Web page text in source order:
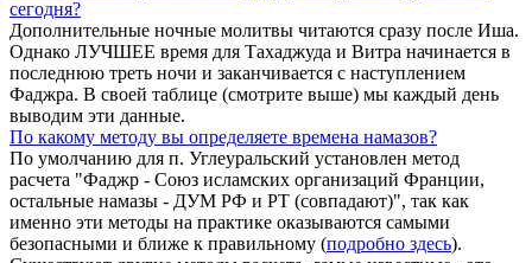
сегодня?
Дополнительные ночные молитвы читаются сразу после Иша.
Однако ЛУЧШЕЕ время для Тахаджуда и Витра начинается в
последнюю треть ночи и заканчивается с наступлением
Фаджра. В своей таблице (смотрите выше) мы каждый день
выводим эти данные.
По какому методу вы определяете времена намазов?
По умолчанию для п. Углеуральский установлен метод
расчета "Фаджр - Союз исламских организаций Франции,
остальные намазы - ДУМ РФ и РТ (совпадают)", так как
именно эти методы на практике оказываются самыми
безопасными и ближе к правильному (подробно здесь).